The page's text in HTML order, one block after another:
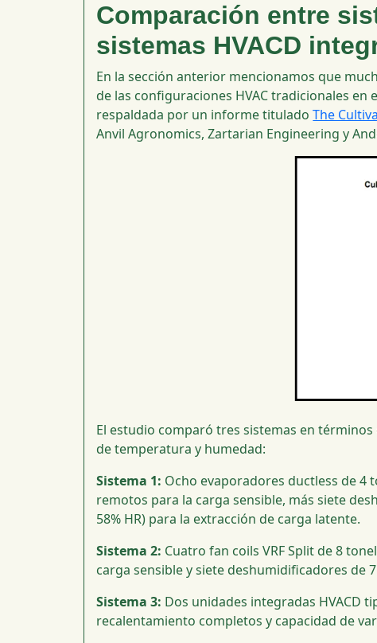
Comparación entre
sistemas HVACD
En la sección anterior mencionamos que
de las configuraciones HVAC tradicionales en
respaldada por un informe tituladoThe
Anvil Agronomics, Zartarian Engineering y
El estudio comparó tres sistemas en
de temperatura y humedad:
Sistema 1: Ocho evaporadores ductless de 4
remotos para la carga sensible, más siete
58% HR) para la extracción de carga latente.
Sistema 2: Cuatro fan coils VRF Split de 8
carga sensible y siete deshumidificadores de
Sistema 3: Dos unidades integradas HVACD
recalentamiento completos y capacidad de